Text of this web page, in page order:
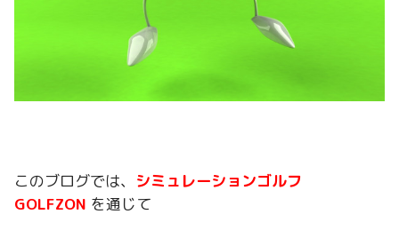
このブログでは、 シミュレーションゴルフ
GOLFZON を通じて